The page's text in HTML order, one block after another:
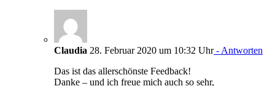
Claudia 28. Februar 2020 um 10:32 Uhr- Antworten
Das ist das allerschönste Feedback!
Danke – und ich freue mich auch so sehr,